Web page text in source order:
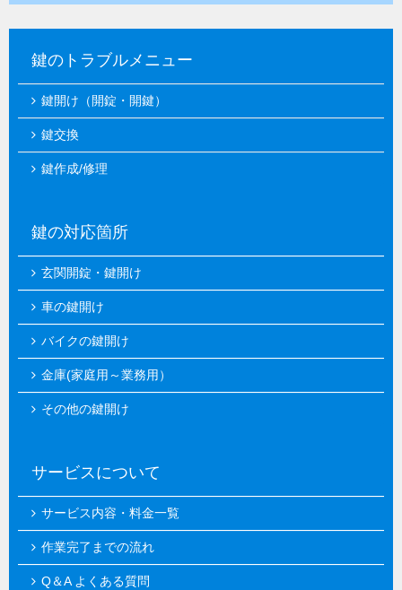
鍵のトラブルメニュー
鍵開け（開錠・開鍵）
鍵交換
鍵作成/修理
鍵の対応箇所
玄関開錠・鍵開け
車の鍵開け
バイクの鍵開け
金庫(家庭用～業務用）
その他の鍵開け
サービスについて
サービス内容・料金一覧
作業完了までの流れ
Q＆A よくある質問